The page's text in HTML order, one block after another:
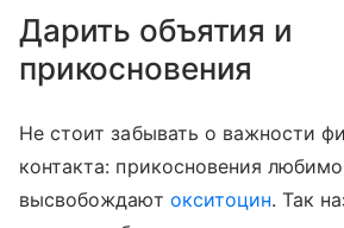
Дарить объятия и
прикосновения
Не стоит забывать о важности
контакта: прикосновения
высвобождают окситоцин. Так